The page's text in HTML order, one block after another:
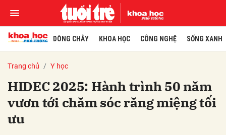
DÒNG CHẢY KHOA HỌC CÔNG NGHỆ SỐNG XANH
Trang chủ Y học
HIDEC 2025: Hành trình 50 năm
vươn tới chăm sóc răng miệng tối
ưu